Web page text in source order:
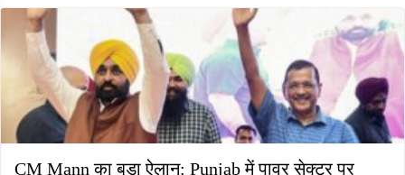
CM Mann का बड़ा ऐलान: Punjab में पावर सेक्टर पर